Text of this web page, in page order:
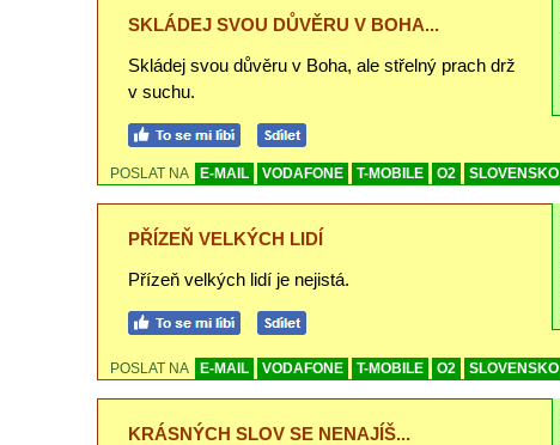
SKLÁDEJ SVOU DŮVĚRU V BOHA...
Skládej svou důvěru v Boha, ale střelný prach drž
v suchu.
POSLAT NA E-MAIL VODAFONE T-MOBILE O2 SLOVENSKO
PŘÍZEŇ VELKÝCH LIDÍ
Přízeň velkých lidí je nejistá.
POSLAT NA E-MAIL VODAFONE T-MOBILE O2 SLOVENSKO
KRÁSNÝCH SLOV SE NENAJÍŠ...